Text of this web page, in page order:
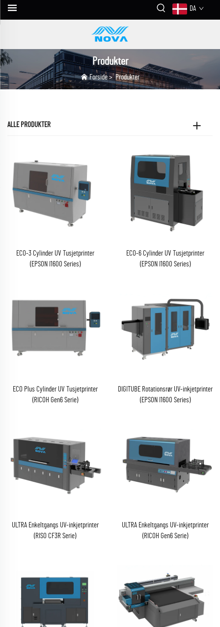
DA
Produkter
Forside >Produkter
ALLE PRODUKTER
ECO-3 Cylinder UV Tusjetprinter
(EPSON I1600 Series)
ECO-6 Cylinder UV Tusjetprinter
(EPSON I1600 Series)
ECO Plus Cylinder UV Tusjetprinter
(RICOH Gen6 Serie)
DIGITUBE Rotationsrør UV-inkjetprinter
(EPSON I1600 Series)
ULTRA Enkeltgangs UV-inkjetprinter
(RISO CF3R Serie)
ULTRA Enkeltgangs UV-inkjetprinter
(RICOH Gen6 Serie)